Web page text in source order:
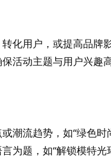
化用户，或提高品牌影
活动主题与用户兴趣高
潮流趋势，如“绿色时
为题，如“解锁模特光